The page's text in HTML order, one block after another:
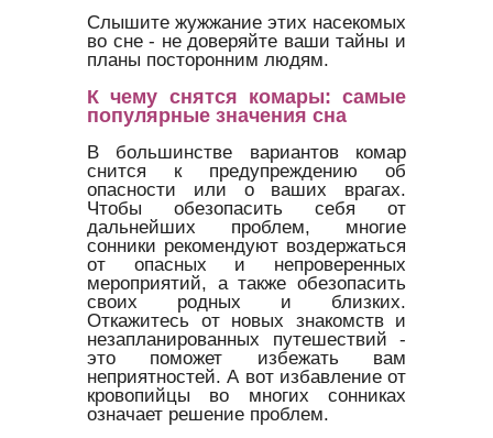
Слышите жужжание этих насекомых
во сне - не доверяйте ваши тайны и
планы посторонним людям.
К чему снятся комары: самые
популярные значения сна
В большинстве вариантов комар
снится к предупреждению об
опасности или о ваших врагах.
Чтобы обезопасить себя от
дальнейших проблем, многие
сонники рекомендуют воздержаться
от опасных и непроверенных
мероприятий, а также обезопасить
своих родных и близких.
Откажитесь от новых знакомств и
незапланированных путешествий -
это поможет избежать вам
неприятностей. А вот избавление от
кровопийцы во многих сонниках
означает решение проблем.